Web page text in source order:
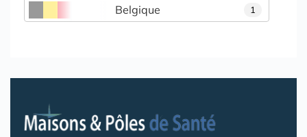
Belgique 1